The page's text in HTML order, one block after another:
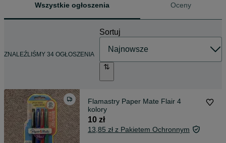
Wszystkie ogłoszenia Oceny
ZNALEŹLIŚMY 34 OGŁOSZENIA
Sortuj
Flamastry Paper Mate Flair 4
kolory
10 zł
13,85 zł z Pakietem Ochronnym